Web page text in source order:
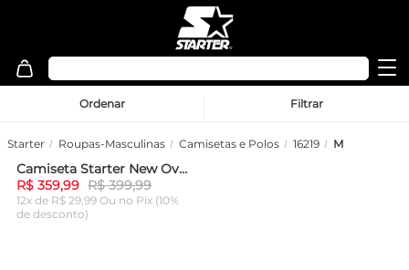
Ordenar Filtrar
Starter Roupas-Masculinas Camisetas e Polos 16219 M
-10%Camiseta Starter New Oversized Collab Baw x Preta
R$ 359,99 R$ 399,99
12x de R$ 29,99 Ou no Pix (10%
de desconto)